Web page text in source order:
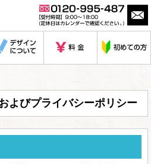
よびプライバシーポリシー